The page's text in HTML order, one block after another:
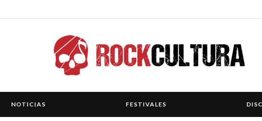
NOTICIAS FESTIVALES